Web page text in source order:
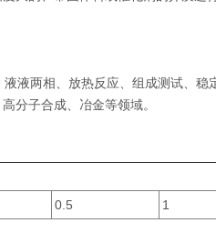
液两相、放热反应、组成测试、稳
分子合成、冶金等领域。
0.5 1